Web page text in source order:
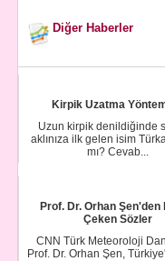
Diğer Haberler
Kirpik Uzatma
Uzun kirpik denildiğinde
aklınıza ilk gelen isim
mı? Cevab...
Prof. Dr. Orhan Şen'den
Çeken Sözler
CNN Türk Meteoroloji
Prof. Dr. Orhan Şen,